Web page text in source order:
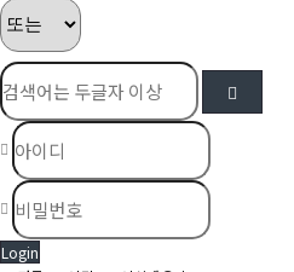
Login